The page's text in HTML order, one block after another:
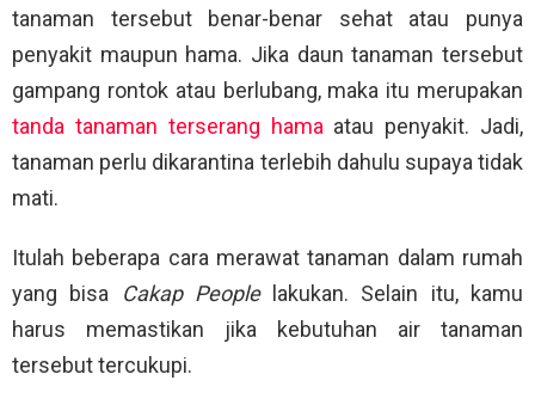
tanaman tersebut benar-benar sehat atau punya
penyakit maupun hama. Jika daun tanaman tersebut
gampang rontok atau berlubang, maka itu merupakan
tanda tanaman terserang hamaatau penyakit. Jadi,
tanaman perlu dikarantina terlebih dahulu supaya tidak
mati.
Itulah beberapa cara merawat tanaman dalam rumah
yang bisa
Cakap People
lakukan. Selain itu, kamu
harus memastikan jika kebutuhan air tanaman
tersebut tercukupi.